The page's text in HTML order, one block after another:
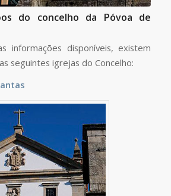
do concelho da Póvoa de
informações disponíveis, existem
seguintes igrejas do Concelho: